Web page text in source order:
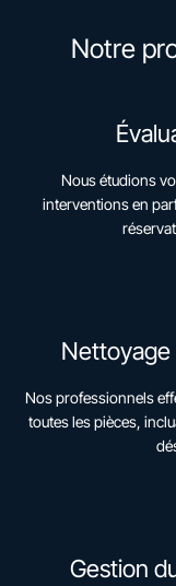
Notre
Nous étudions
interventions en
Nos professionnels
toutes les pièces,
Gestion